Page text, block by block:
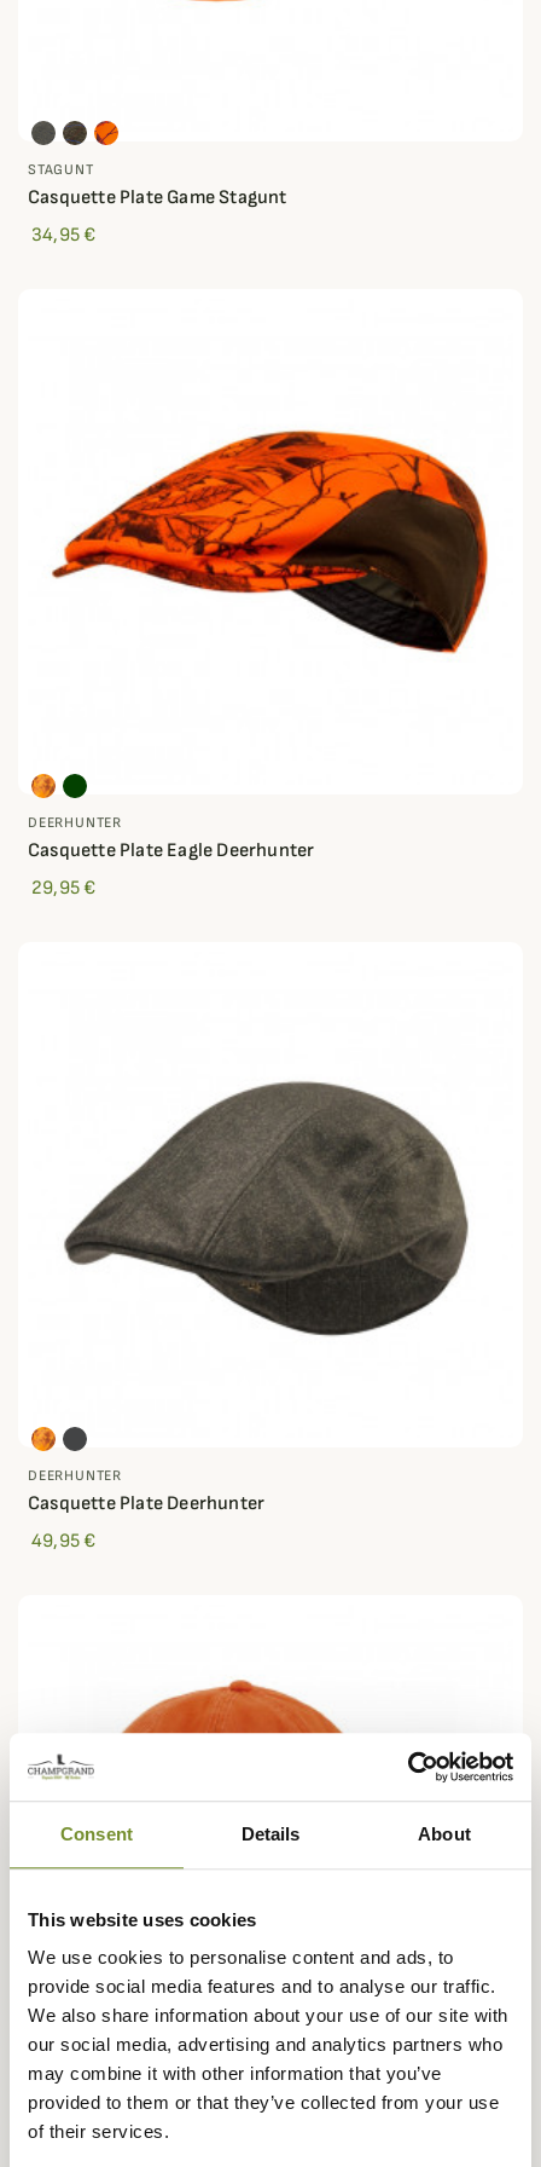
Consent Details About
This website uses cookies
We use cookies to personalise content and ads, to
provide social media features and to analyse our traffic.
We also share information about your use of our site with
our social media, advertising and analytics partners who
may combine it with other information that you’ve
provided to them or that they’ve collected from your use
of their services.
STAGUNT
Casquette Plate Game Stagunt
34,95 €
DEERHUNTER
Casquette Plate Eagle Deerhunter
29,95 €
DEERHUNTER
Casquette Plate Deerhunter
49,95 €
RISERVA